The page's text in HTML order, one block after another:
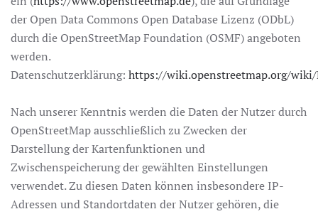
der Open Data Commons Open Database Lizenz (ODbL)
durch die OpenStreetMap Foundation (OSMF) angeboten
werden.
Datenschutzerklärung: https://wiki.openstreetmap.org/wiki/
Nach unserer Kenntnis werden die Daten der Nutzer durch
OpenStreetMap ausschließlich zu Zwecken der
Darstellung der Kartenfunktionen und
Zwischenspeicherung der gewählten Einstellungen
verwendet. Zu diesen Daten können insbesondere IP-
Adressen und Standortdaten der Nutzer gehören, die